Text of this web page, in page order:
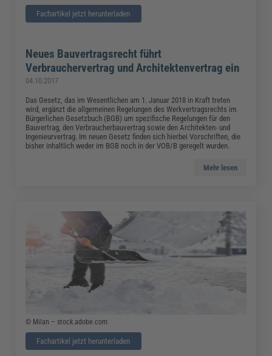
Fachartikel jetzt herunterladen
Neues Bauvertragsrecht führt
Verbrauchervertrag und Architektenvertrag ein
04.10.2017
Das Gesetz, das im Wesentlichen am 1. Januar 2018 in Kraft treten
wird, ergänzt die allgemeinen Regelungen des Werkvertragsrechts im
Bürgerlichen Gesetzbuch (BGB) um spezifische Regelungen für den
Bauvertrag, den Verbraucherbauvertrag sowie den Architekten- und
Ingenieurvertrag. Im neuen Gesetz finden sich hierbei Vorschriften, die
bisher inhaltlich weder im BGB noch in der VOB/B geregelt wurden.
Mehr lesen
© Milan – stock.adobe.com
Fachartikel jetzt herunterladen